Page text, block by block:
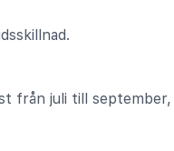
från juli till september,